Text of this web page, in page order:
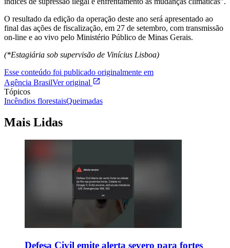
O resultado da edição da operação deste ano será apresentado ao
final das ações de fiscalização, em 27 de setembro, com transmissão
on-line e ao vivo pelo Ministério Público de Minas Gerais.
(*Estagiária sob supervisão de Vinícius Lisboa)
Esse conteúdo foi publicado originalmente em
Agência BrasilVer original
Tópicos
Incêndios florestaisQueimadas
Mais Lidas
Defesa Civil emite alerta severo para fortes